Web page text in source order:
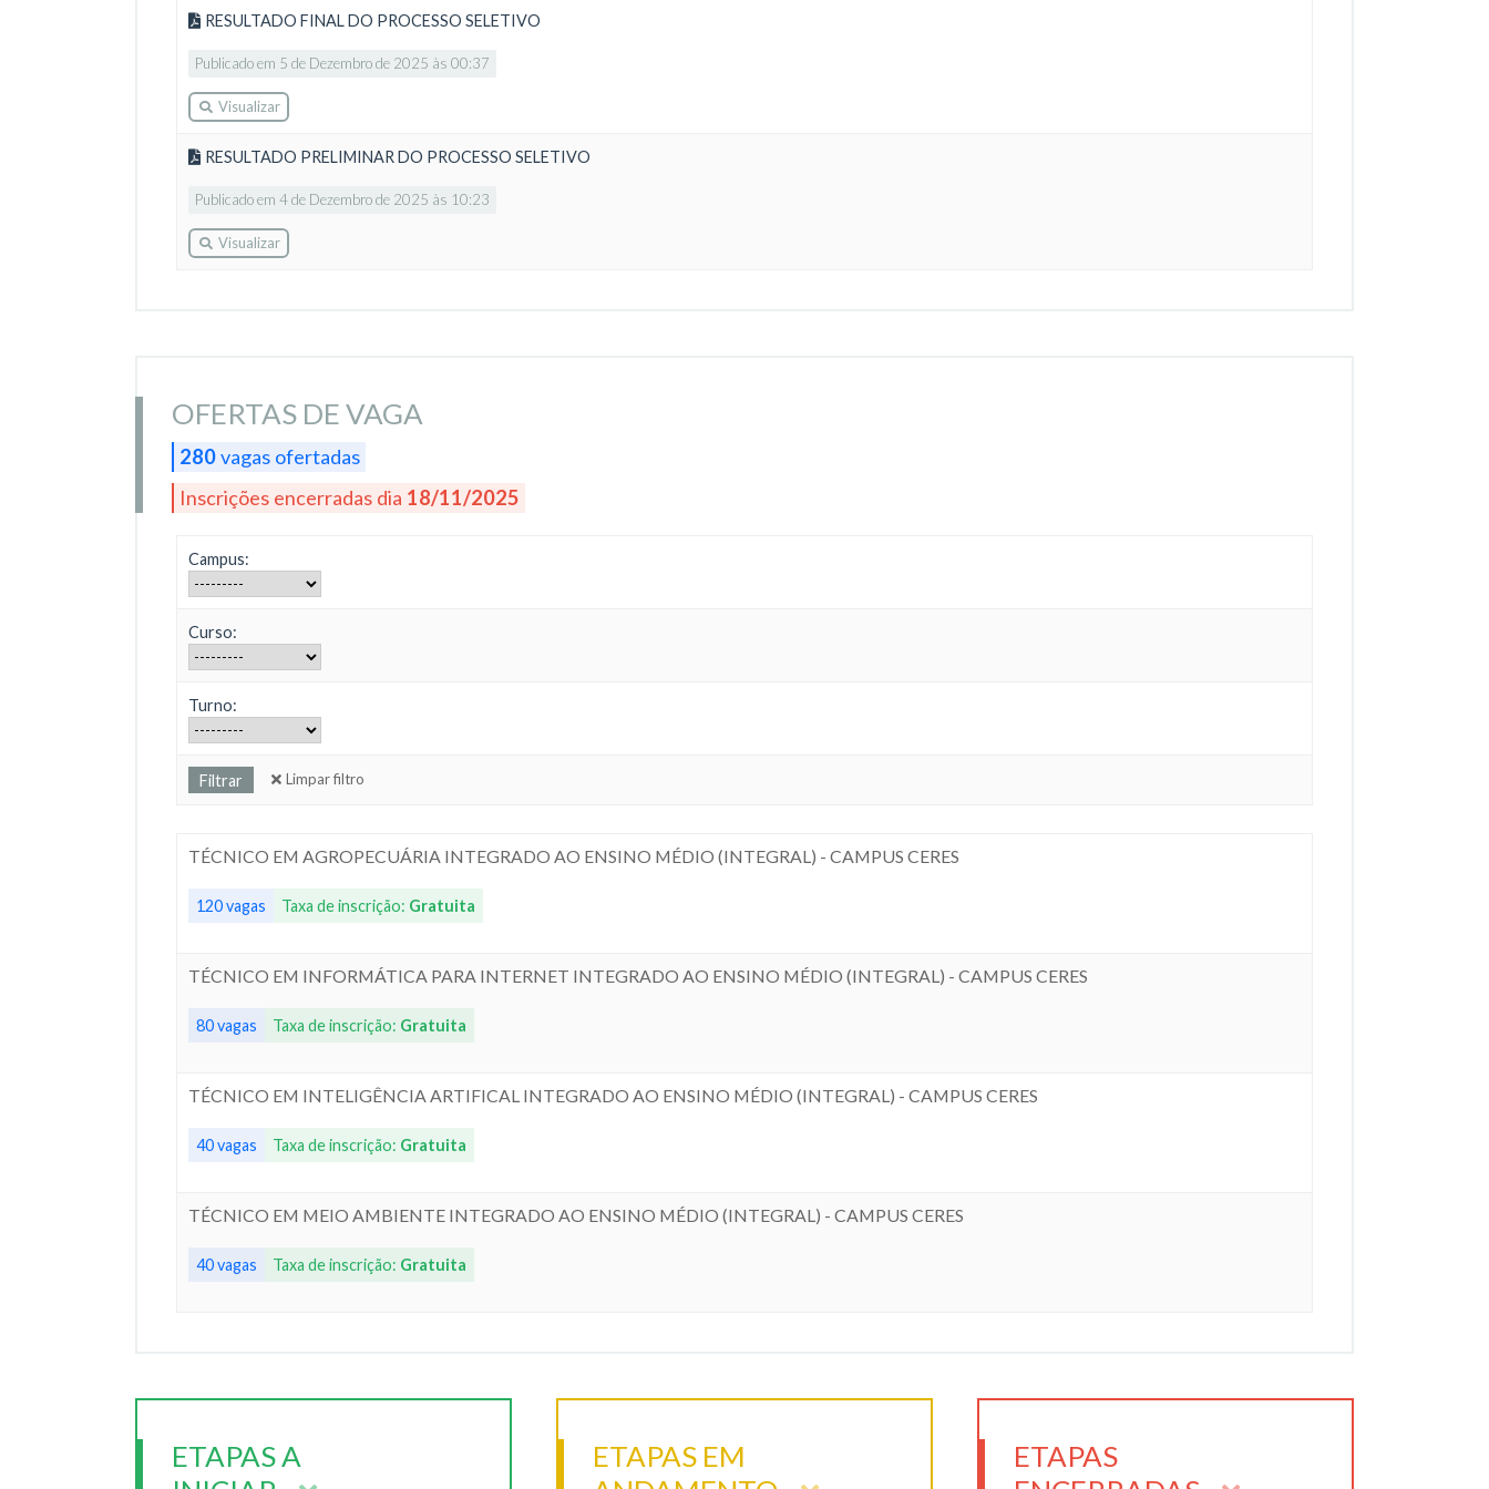
RESULTADO FINAL DO PROCESSO SELETIVO
Publicado em 5 de Dezembro de 2025 às 00:37
Visualizar
RESULTADO PRELIMINAR DO PROCESSO SELETIVO
Publicado em 4 de Dezembro de 2025 às 10:23
Visualizar
OFERTAS DE VAGA
280vagas ofertadas
Inscrições encerradas dia 18/11/2025
Campus:
Curso:
Turno:
Limpar filtro
TÉCNICO EM AGROPECUÁRIA INTEGRADO AO ENSINO MÉDIO (INTEGRAL) - CAMPUS CERES
120 vagas Taxa de inscrição: Gratuita
TÉCNICO EM INFORMÁTICA PARA INTERNET INTEGRADO AO ENSINO MÉDIO (INTEGRAL) - CAMPUS CERES
80 vagas Taxa de inscrição: Gratuita
TÉCNICO EM INTELIGÊNCIA ARTIFICAL INTEGRADO AO ENSINO MÉDIO (INTEGRAL) - CAMPUS CERES
40 vagas Taxa de inscrição: Gratuita
TÉCNICO EM MEIO AMBIENTE INTEGRADO AO ENSINO MÉDIO (INTEGRAL) - CAMPUS CERES
40 vagas Taxa de inscrição: Gratuita
ETAPAS A
ETAPAS EM
ETAPAS